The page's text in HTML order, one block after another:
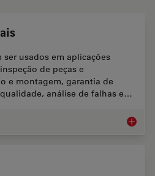
usados em aplicações
de peças e
e montagem, garantia de
análise de falhas e…